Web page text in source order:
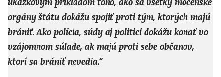
orgány štátu dokážu spojiť proti tým, ktorých majú
brániť. Ako polícia, súdy aj politici dokážu konať vo
vzájomnom súlade, ak majú proti sebe občanov,
ktorí sa brániť nevedia.“